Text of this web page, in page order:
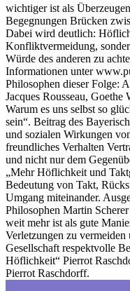
wichtiger ist als
Begegnungen Brücken
Dabei wird deutlich:
Konfliktvermeidung,
Würde des anderen zu
Informationen unter
Philosophen dieser Folge:
Jacques Rousseau,
Warum es uns selbst so
sein“. Beitrag des
und sozialen Wirkungen
freundliches Verhalten
und nicht nur dem
„Mehr Höflichkeit und
Bedeutung von Takt,
Umgang miteinander.
Philosophen Martin
weit mehr ist als gute
Verletzungen zu vermeiden
Gesellschaft respektvolle
Höflichkeit“ Pierrot
Pierrot Raschdorff.